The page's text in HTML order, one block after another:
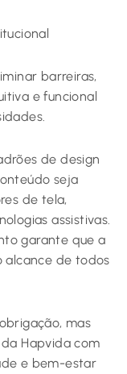
barreiras,
e funcional
de design
seja
de tela,
assistivas.
garante que a
alcance de todos
mas
Hapvida com
e bem-estar